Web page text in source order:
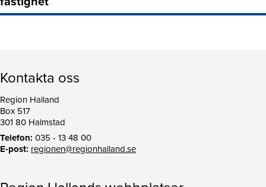
Kontakta oss
Region Halland
Box 517
301 80 Halmstad
Telefon: 035 - 13 48 00
E-post: regionen@regionhalland.se